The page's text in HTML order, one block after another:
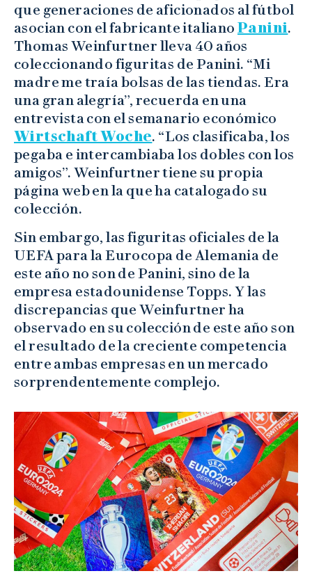
que generaciones de aficionados al fútbol
asocian con el fabricante italiano Panini.
Thomas Weinfurtner lleva 40 años
coleccionando figuritas de Panini. “Mi
madre me traía bolsas de las tiendas. Era
una gran alegría”, recuerda en una
entrevista con el semanario económico
Wirtschaft Woche. “Los clasificaba, los
pegaba e intercambiaba los dobles con los
amigos”. Weinfurtner tiene su propia
página web en la que ha catalogado su
colección.
Sin embargo, las figuritas oficiales de la
UEFA para la Eurocopa de Alemania de
este año no son de Panini, sino de la
empresa estadounidense Topps. Y las
discrepancias que Weinfurtner ha
observado en su colección de este año son
el resultado de la creciente competencia
entre ambas empresas en un mercado
sorprendentemente complejo.